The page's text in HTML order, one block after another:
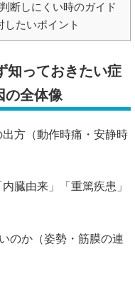
断しにくい時のガイド
したいポイント
知っておきたい症
の全体像
方（動作時痛・安静時
臓由来」「重篤疾患」
のか（姿勢・筋膜の連